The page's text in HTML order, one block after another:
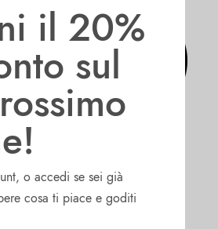
il 20%
sul
o accedi se sei già
cosa ti piace e goditi